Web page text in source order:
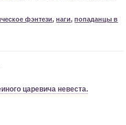
фэнтези,наги,попаданцы в
царевича невеста.